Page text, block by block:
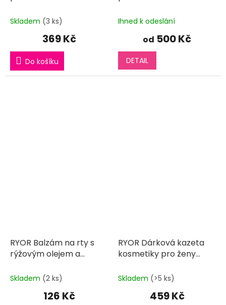
Skladem (3 ks)
369 Kč
Do košíku
Ihned k odeslání
od 500 Kč
DETAIL
RYOR Balzám na rty s
rýžovým olejem a
LÁSKA
Skladem (2 ks)
126 Kč
RYOR Dárková kazeta
kosmetiky pro ženy
Skladem (>5 ks)
459 Kč